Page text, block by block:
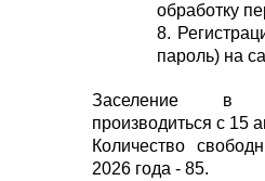
обработку
8.
пароль) на
Заселение в
производиться с 15
Количество
2026 года - 85.